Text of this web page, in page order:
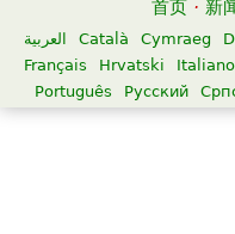
首页 · 新
العربية Català Cymraeg
Français
Hrvatski Italiano
Português
Русский